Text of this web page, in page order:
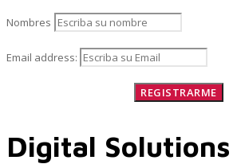
Assessment SAP S/
Implementación SAP
Nombres
Email address:
Digital Solutions